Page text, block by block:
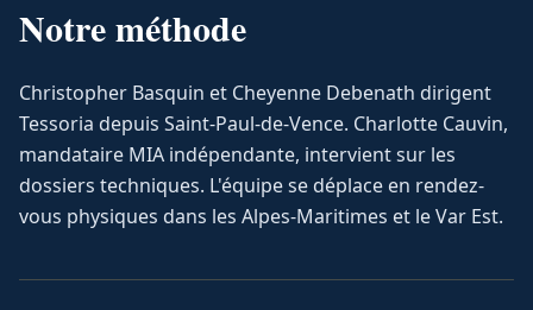
Notre méthode
Christopher Basquin et Cheyenne Debenath dirigent
Tessoria depuis Saint-Paul-de-Vence. Charlotte Cauvin,
mandataire MIA indépendante, intervient sur les
dossiers techniques. L'équipe se déplace en rendez-
vous physiques dans les Alpes-Maritimes et le Var Est.